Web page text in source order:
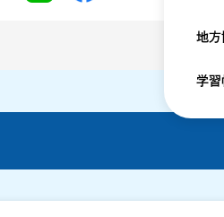
地方
学習